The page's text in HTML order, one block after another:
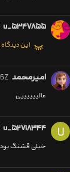
u_۵۳۴۷۸۵۵
این
امیرمحمد
عالییییییی
U u_۵۲۷۱۸۳۴۴
خیلی قشنگ بود